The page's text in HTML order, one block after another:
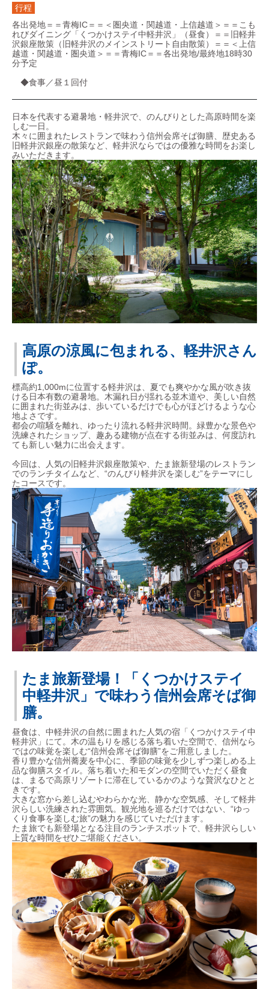
行程
各出発地＝＝青梅IC＝＝＜圏央道・関越道・上信越道＞＝＝こも
れびダイニング「くつかけステイ中軽井沢」（昼食）＝＝旧軽井
沢銀座散策（旧軽井沢のメインストリート自由散策）＝＝＜上信
越道・関越道・圏央道＞＝＝青梅IC＝＝各出発地/最終地18時30
分予定
◆食事／昼１回付
日本を代表する避暑地・軽井沢で、のんびりとした高原時間を楽
しむ一日。
木々に囲まれたレストランで味わう信州会席そば御膳、歴史ある
旧軽井沢銀座の散策など、軽井沢ならではの優雅な時間をお楽し
みいただきます。
高原の涼風に包まれる、軽井沢さん
ぽ。
標高約1,000mに位置する軽井沢は、夏でも爽やかな風が吹き抜
ける日本有数の避暑地。木漏れ日が揺れる並木道や、美しい自然
に囲まれた街並みは、歩いているだけでも心がほどけるような心
地よさです。
都会の喧騒を離れ、ゆったり流れる軽井沢時間。緑豊かな景色や
洗練されたショップ、趣ある建物が点在する街並みは、何度訪れ
ても新しい魅力に出会えます。
今回は、人気の旧軽井沢銀座散策や、たま旅新登場のレストラン
でのランチタイムなど、“のんびり軽井沢を楽しむ”をテーマにし
たコースです。
たま旅新登場！「くつかけステイ
中軽井沢」で味わう信州会席そば御
膳。
昼食は、中軽井沢の自然に囲まれた人気の宿「くつかけステイ中
軽井沢」にて。木の温もりを感じる落ち着いた空間で、信州なら
ではの味覚を楽しむ“信州会席そば御膳”をご用意しました。
香り豊かな信州蕎麦を中心に、季節の味覚を少しずつ楽しめる上
品な御膳スタイル。落ち着いた和モダンの空間でいただく昼食
は、まるで高原リゾートに滞在しているかのような贅沢なひとと
きです。
大きな窓から差し込むやわらかな光、静かな空気感、そして軽井
沢らしい洗練された雰囲気。観光地を巡るだけではない、“ゆっ
くり食事を楽しむ旅”の魅力を感じていただけます。
たま旅でも新登場となる注目のランチスポットで、軽井沢らしい
上質な時間をぜひご堪能ください。